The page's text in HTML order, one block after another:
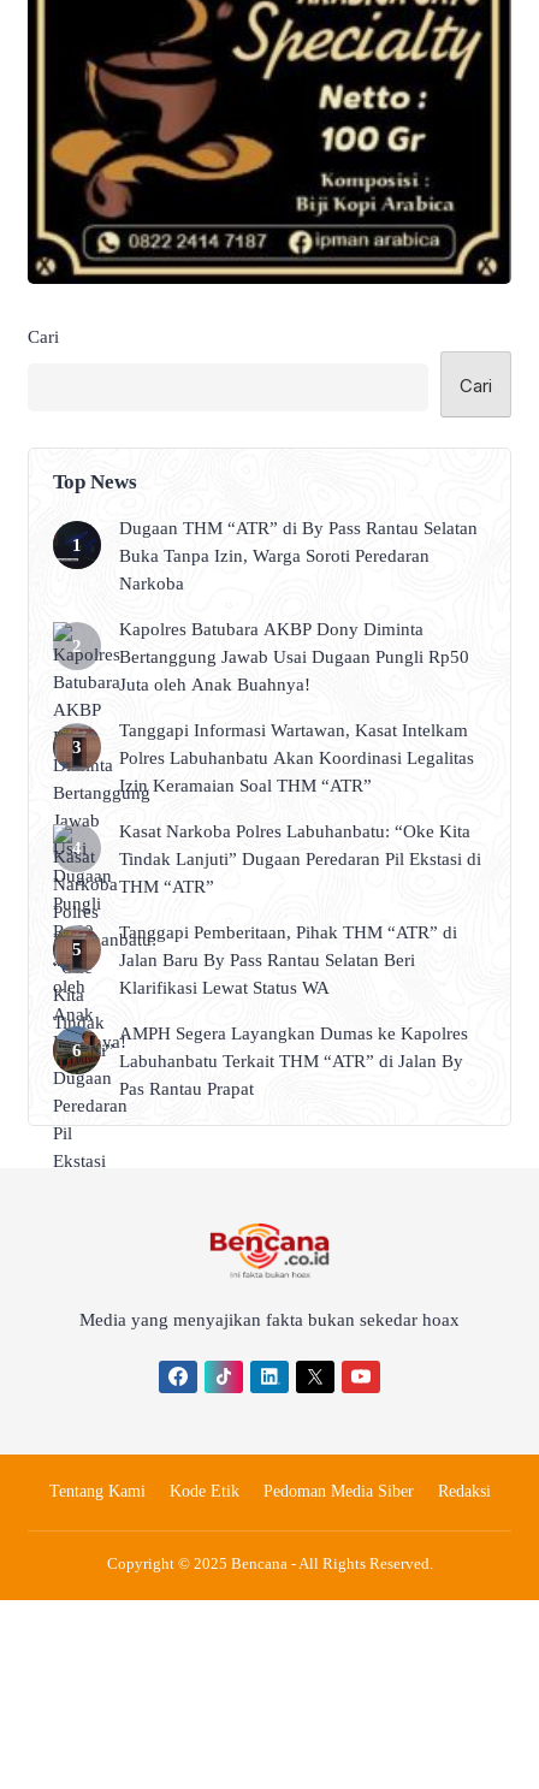
Cari
Cari
Top News
Dugaan THM “ATR” di By Pass Rantau Selatan
Buka Tanpa Izin, Warga Soroti Peredaran
Narkoba
Kapolres Batubara AKBP Dony Diminta
Bertanggung Jawab Usai Dugaan Pungli Rp50
Juta oleh Anak Buahnya!
Tanggapi Informasi Wartawan, Kasat Intelkam
Polres Labuhanbatu Akan Koordinasi Legalitas
Izin Keramaian Soal THM “ATR”
Kasat Narkoba Polres Labuhanbatu: “Oke Kita
Tindak Lanjuti” Dugaan Peredaran Pil Ekstasi di
THM “ATR”
Tanggapi Pemberitaan, Pihak THM “ATR” di
Jalan Baru By Pass Rantau Selatan Beri
Klarifikasi Lewat Status WA
AMPH Segera Layangkan Dumas ke Kapolres
Labuhanbatu Terkait THM “ATR” di Jalan By
Pas Rantau Prapat
Media yang menyajikan fakta bukan sekedar hoax
Tentang Kami Kode Etik Pedoman Media Siber Redaksi
Copyright © 2025 Bencana - All Rights Reserved.